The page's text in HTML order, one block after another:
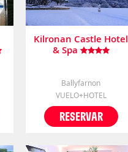
Kilronan Castle Hotel
& Spa
Ballyfarnon
VUELO+HOTEL
RESERVAR